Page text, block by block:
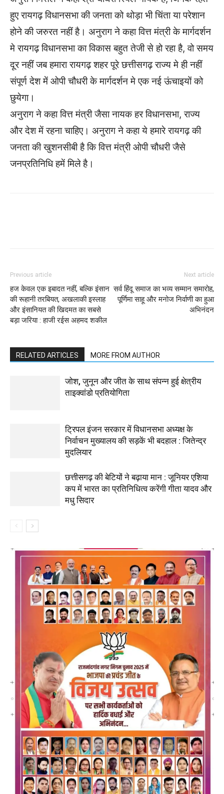
हुए रायगढ़ विधानसभा की जनता को थोड़ा भी चिंता या परेशान
होने की जरुरत नहीं है। अनुराग ने कहा वित्त मंत्री के मार्गदर्शन
मे रायगढ़ विधानसभा का विकास बहुत तेजी से हो रहा है, वो समय
दूर नहीं जब हमारा रायगढ़ शहर पूरे छत्तीसगढ़ राज्य मे ही नहीं
संपूर्ण देश में ओपी चौधरी के मार्गदर्शन मे एक नई ऊंचाइयों को
छुयेगा।
अनुराग ने कहा वित्त मंत्री जैसा नायक हर विधानसभा, राज्य
और देश में रहना चाहिए। अनुराग ने कहा ये हमारे रायगढ़ की
जनता की खुशनसीबी है कि वित्त मंत्री ओपी चौधरी जैसे
जनप्रतिनिधि हमें मिले है।
Previous article
हज केवल एक इबादत नहीं, बल्कि इंसान
की रूहानी तरबियत, अखलाकी इस्लाह
और इंसानियत की खिदमत का सबसे
बड़ा जरिया : हाजी रईस अहमद शकील
Next article
सर्व हिंदू समाज का भव्य सम्मान समारोह,
पूर्णिमा साहू और मनोज निर्वाणी का हुआ
अभिनंदन
RELATED ARTICLES MORE FROM AUTHOR
जोश, जुनून और जीत के साथ संपन्न हुई क्षेत्रीय
ताइक्वांडो प्रतियोगिता
ट्रिपल इंजन सरकार में विधानसभा अध्यक्ष के
निर्वाचन मुख्यालय की सड़कें भी बदहाल : जितेन्द्र
मुदलियार
छत्तीसगढ़ की बेटियों ने बढ़ाया मान : जूनियर एशिया
कप में भारत का प्रतिनिधित्व करेंगी गीता यादव और
मधु सिदार